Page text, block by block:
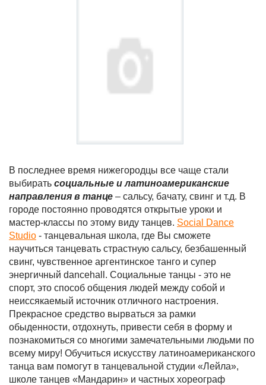
В последнее время нижегородцы все чаще стали
выбирать социальные и латиноамериканские
направления в танце – сальсу, бачату, свинг и т.д. В
городе постоянно проводятся открытые уроки и
мастер-классы по этому виду танцев. Social Dance
Studio - танцевальная школа, где Вы сможете
научиться танцевать страстную сальсу, безбашенный
свинг, чувственное аргентинское танго и супер
энергичный dancehall. Социальные танцы - это не
спорт, это способ общения людей между собой и
неиссякаемый источник отличного настроения.
Прекрасное средство вырваться за рамки
обыденности, отдохнуть, привести себя в форму и
познакомиться со многими замечательными людьми по
всему миру! Обучиться искусству латиноамериканского
танца вам помогут в танцевальной студии «Лейла»,
школе танцев «Мандарин» и частных хореограф